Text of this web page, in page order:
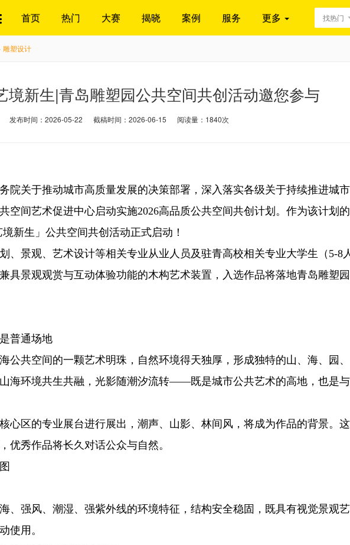
首页 热门 大赛 揭晓 案例 服务 更多 找热门
雕塑设计
境新生|青岛雕塑园公共空间共创活动邀您参与
发布时间：2026-05-22 截稿时间：2026-06-15 阅读量：1840次
关于推动城市高质量发展的决策部署，深入落实各级关于持续推进城
空间艺术促进中心启动实施2026高品质公共空间共创计划。作为该计划
新生」公共空间共创活动正式启动！
景观、艺术设计等相关专业从业人员及驻青高校相关专业大学生（5-8
具景观观赏与互动体验功能的木构艺术装置，入选作品将落地青岛雕塑
普通场地
共空间的一颗艺术明珠，自然环境得天独厚，形成独特的山、海、园
海环境共生共融，光影随潮汐流转——既是城市公共艺术的高地，也是
区的专业展台进行展出，潮声、山影、林间风，将成为作品的背景。
优秀作品将长久对话公众与自然。
强风、潮湿、强紫外线的环境特征，结构安全稳固，既具有视觉景观
使用。